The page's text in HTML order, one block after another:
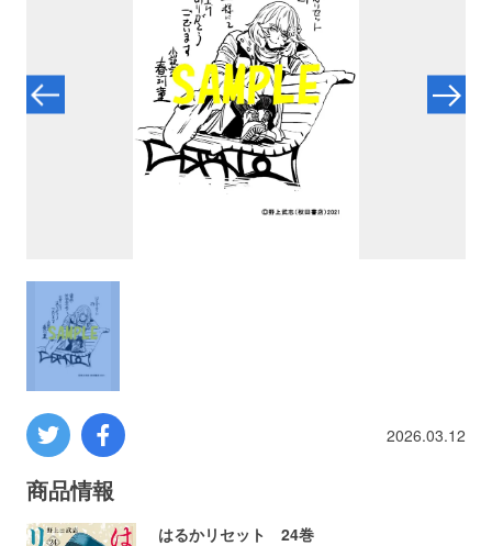
2026.03.12
商品情報
はるかリセット 24巻
コミック・ラノベ
数学
コンピューター
ミリタリー
その他